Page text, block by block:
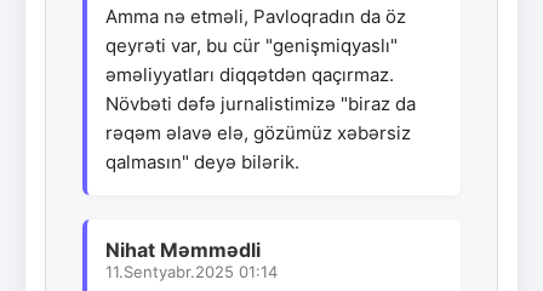
Amma nə etməli, Pavloqradın da öz
qeyrəti var, bu cür "genişmiqyaslı"
əməliyyatları diqqətdən qaçırmaz.
Növbəti dəfə jurnalistimizə "biraz da
rəqəm əlavə elə, gözümüz xəbərsiz
qalmasın" deyə bilərik.
Nihat Məmmədli
11.Sentyabr.2025 01:14